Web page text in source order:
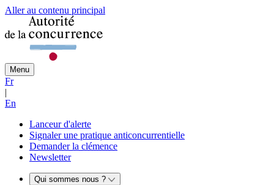
Aller au contenu principal
Menu
Fr
|
En
Lanceur d'alerte
Signaler une pratique anticoncurrentielle
Demander la clémence
Newsletter
Qui sommes nous ?